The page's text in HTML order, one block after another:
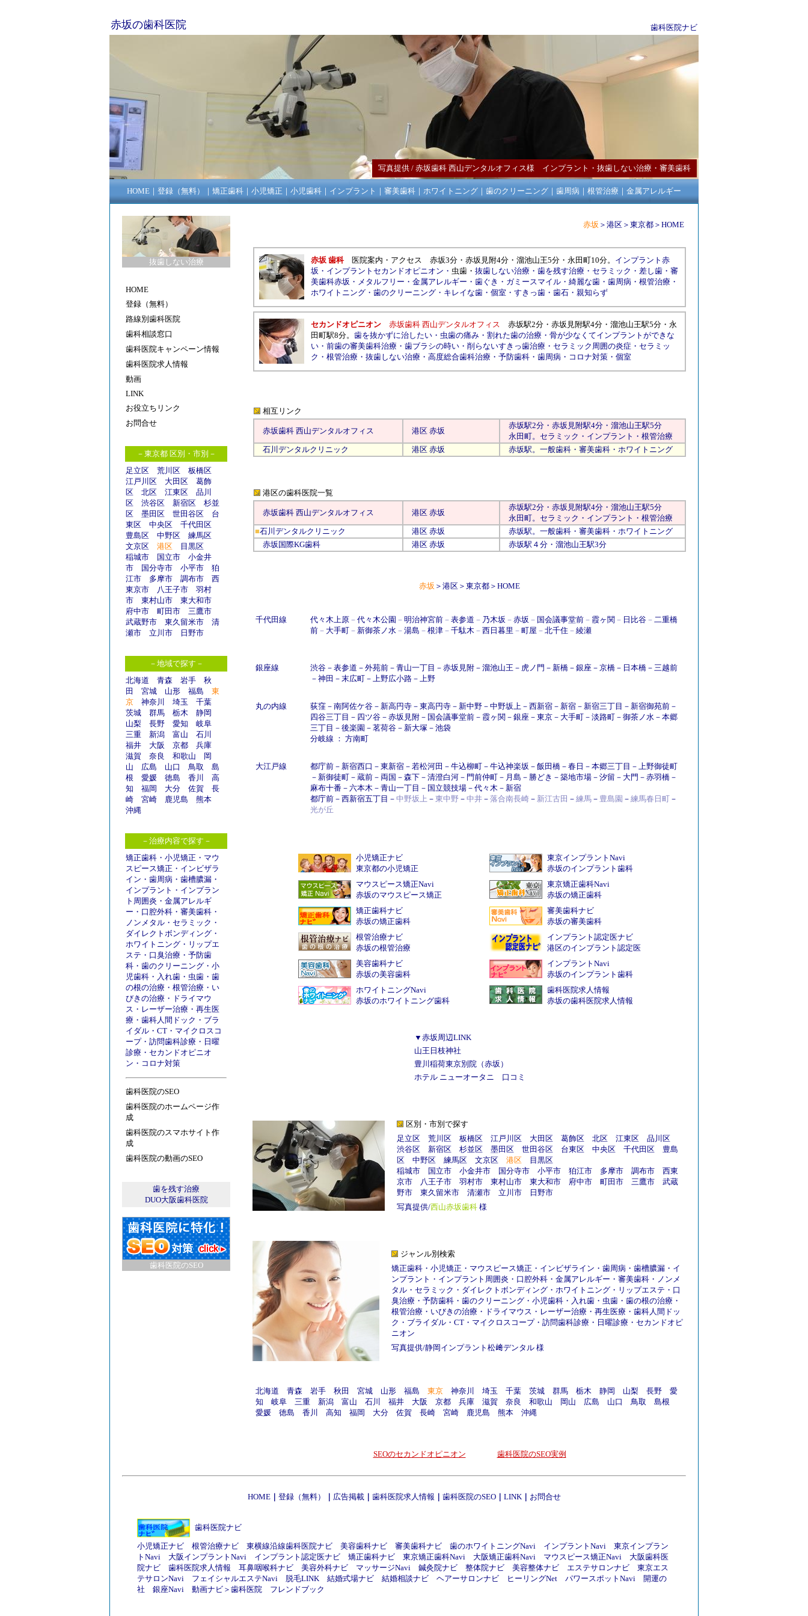
赤坂の歯科医院 歯科医院ナビ
写真提供 / 赤坂歯科 西山デンタルオフィス様 インプラント ・ 抜歯しない治療 ・ 審美歯科
HOME｜ 登録（無料） ｜ 矯正歯科｜ 小児矯正 ｜ 小児歯科｜ インプラント ｜ 審美歯科｜ ホワイトニング｜ 歯のクリーニング｜ 歯周病 ｜ 根管治療 ｜ 金属アレルギー
抜歯しない治療
HOME
登録（無料）
路線別歯科医院
歯科相談窓口
歯科医院キャンペーン情報
歯科医院求人情報
動画
LINK
お役立ちリンク
お問合せ
－東京都 区別・市別－
足立区
荒川区
板橋区
江戸川区
大田区
葛飾
区
北区 江東区
品川
区
渋谷区 新宿区
杉並
区
墨田区 世田谷区
台
東区
中央区
千代田区
豊島区
中野区
練馬区
文京区
港区
目黒区
稲城市
国立市 小金井
市
国分寺市 小平市
狛
江市
多摩市 調布市
西
東京市
八王子市
羽村
市
東村山市
東大和市
府中市
町田市
三鷹市
武蔵野市
東久留米市
清
瀬市
立川市 日野市
－地域で探す－
北海道
青森 岩手
秋
田
宮城 山形 福島
東
京
神奈川 埼玉
千葉
茨城
群馬 栃木
静岡
山梨
長野 愛知
岐阜
三重
新潟 富山
石川
福井
大阪 京都
兵庫
滋賀
奈良 和歌山
岡
山
広島 山口 鳥取
島
根
愛媛 徳島 香川
高
知
福岡 大分 佐賀
長
崎
宮崎 鹿児島
熊本
沖縄
－治療内容で探す－
矯正歯科 ・ 小児矯正 ・ マウ
スピース矯正 ・ インビザラ
イン ・ 歯周病 ・ 歯槽膿漏 ・
インプラント ・ インプラン
ト周囲炎 ・ 金属アレルギ
ー ・ 口腔外科 ・ 審美歯科 ・
ノンメタル ・ セラミック ・
ダイレクトボンディング ・
ホワイトニング ・ リップエ
ステ ・ 口臭治療 ・ 予防歯
科 ・ 歯のクリーニング ・ 小
児歯科 ・ 入れ歯 ・ 虫歯 ・ 歯
の根の治療 ・ 根管治療 ・ い
びきの治療 ・ ドライマウ
ス ・ レーザー治療 ・ 再生医
療 ・ 歯科人間ドック ・ ブラ
イダル ・ CT ・ マイクロスコ
ープ・ 訪問歯科診療 ・ 日曜
診療 ・ セカンドオピニオ
ン ・ コロナ対策
歯科医院のSEO
歯科医院のホームページ作
成
歯科医院のスマホサイト作
成
歯科医院の動画のSEO
歯を残す治療
DUO大阪歯科医院
歯科医院のSEO
赤坂 ＞ 港区 ＞ 東京都 ＞ HOME
赤坂 歯科 医院案内 ・ アクセス 赤坂3分・ 赤坂見附4分・ 溜池山王5分・ 永田町10分。 インプラント赤
坂 ・ インプラントセカンドオピニオン ・ 虫歯 ・ 抜歯しない治療 ・ 歯を残す治療 ・ セラミック ・ 差し歯 ・ 審
美歯科赤坂 ・ メタルフリー ・ 金属アレルギー ・ 歯ぐき ・ ガミースマイル ・ 綺麗な歯 ・ 歯周病 ・ 根管治療 ・
ホワイトニング ・ 歯のクリーニング ・ キレイな歯 ・ 個室 ・ すきっ歯 ・ 歯石 ・ 親知らず
セカンドオピニオン 赤坂歯科 西山デンタルオフィス 赤坂駅2分 ・ 赤坂見附駅4分 ・ 溜池山王駅5分 ・ 永
田町駅8分。 歯を抜かずに治したい ・ 虫歯の痛み ・ 割れた歯の治療 ・ 骨が少なくてインプラントができな
い ・ 前歯の審美歯科治療 ・ 歯ブラシの時い ・ 削らないすきっ歯治療 ・ セラミック周囲の炎症 ・ セラミッ
ク ・ 根管治療 ・ 抜歯しない治療 ・ 高度総合歯科治療 ・ 予防歯科 ・ 歯周病 ・ コロナ対策 ・ 個室
相互リンク
赤坂歯科 西山デンタルオフィス 港区 赤坂
赤坂駅2分・ 赤坂見附駅4分・ 溜池山王駅5分
永田町。 セラミック ・ インプラント ・ 根管治療
石川デンタルクリニック
港区 赤坂 赤坂駅。一般歯科・ 審美歯科 ・ ホワイトニング
港区の歯科医院一覧
赤坂歯科 西山デンタルオフィス 港区 赤坂
赤坂駅2分・ 赤坂見附駅4分・ 溜池山王駅5分
永田町。 セラミック ・ インプラント ・ 根管治療
■石川デンタルクリニック 港区 赤坂 赤坂駅。一般歯科・ 審美歯科 ・ ホワイトニング
赤坂国際KG歯科
港区 赤坂 赤坂駅 ４分・ 溜池山王駅3分
赤坂 ＞ 港区 ＞ 東京都 ＞ HOME
千代田線 代々木上原－ 代々木公園 － 明治神宮前－ 表参道 － 乃木坂 － 赤坂 － 国会議事堂前－ 霞ヶ関 － 日比谷－ 二重橋
前－ 大手町－ 新御茶ノ水－ 湯島 － 根津－ 千駄木 － 西日暮里 － 町屋 － 北千住 － 綾瀬
銀座線 渋谷－ 表参道 － 外苑前－ 青山一丁目 － 赤坂見附－ 溜池山王 － 虎ノ門 － 新橋－ 銀座－ 京橋－ 日本橋－ 三越前
－ 神田 － 末広町－ 上野広小路－ 上野
丸の内線 荻窪－ 南阿佐ケ谷－ 新高円寺－ 東高円寺－ 新中野－ 中野坂上－ 西新宿－ 新宿－ 新宿三丁目 － 新宿御苑前－
四谷三丁目 － 四ツ谷－ 赤坂見附－ 国会議事堂前－ 霞ヶ関 － 銀座－ 東京－ 大手町－ 淡路町－ 御茶ノ水－ 本郷
三丁目 － 後楽園 － 茗荷谷－ 新大塚－ 池袋
分岐線 ： 方南町
大江戸線 都庁前－ 新宿西口 － 東新宿－ 若松河田 － 牛込柳町－ 牛込神楽坂 － 飯田橋－ 春日 － 本郷三丁目 － 上野御徒町
－ 新御徒町－ 蔵前－ 両国 － 森下－ 清澄白河－ 門前仲町－ 月島 － 勝どき － 築地市場－ 汐留 － 大門 － 赤羽橋－
麻布十番 － 六本木 － 青山一丁目 － 国立競技場－ 代々木 － 新宿
都庁前－ 西新宿五丁目 － 中野坂上 － 東中野－ 中井－ 落合南長崎－ 新江古田 － 練馬－ 豊島園 － 練馬春日町－
光が丘
小児矯正ナビ
東京都の小児矯正
東京インプラントNavi
赤坂のインプラント歯科
マウスピース矯正Navi
赤坂のマウスピース矯正
東京矯正歯科Navi
赤坂の矯正歯科
矯正歯科ナビ
赤坂の矯正歯科
審美歯科ナビ
赤坂の審美歯科
根管治療ナビ
赤坂の根管治療
インプラント認定医ナビ
港区のインプラント認定医
美容歯科ナビ
赤坂の美容歯科
インプラントNavi
赤坂のインプラント歯科
ホワイトニングNavi
赤坂のホワイトニング歯科
歯科医院求人情報
赤坂の歯科医院求人情報
▼赤坂周辺LINK
山王日枝神社
豊川稲荷東京別院（赤坂）
ホテル ニューオータニ 口コミ
区別・市別で探す
足立区
荒川区 板橋区 江戸川区 大田区 葛飾区 北区 江東区
品川区
渋谷区
新宿区 杉並区 墨田区 世田谷区 台東区 中央区 千代田区
豊島
区
中野区 練馬区 文京区 港区
目黒区
稲城市
国立市 小金井市 国分寺市 小平市 狛江市 多摩市 調布市
西東
京市
八王子市 羽村市 東村山市 東大和市 府中市 町田市 三鷹市
武蔵
野市
東久留米市 清瀬市 立川市
日野市
写真提供/西山赤坂歯科 様
ジャンル別検索
矯正歯科 ・ 小児矯正 ・ マウスピース矯正 ・ インビザライン ・ 歯周病 ・ 歯槽膿漏 ・ イ
ンプラント ・ インプラント周囲炎 ・ 口腔外科 ・ 金属アレルギー ・ 審美歯科 ・ ノンメ
タル ・ セラミック ・ ダイレクトボンディング ・ ホワイトニング ・ リップエステ ・ 口
臭治療 ・ 予防歯科 ・ 歯のクリーニング ・ 小児歯科 ・ 入れ歯 ・ 虫歯 ・ 歯の根の治療 ・
根管治療 ・ いびきの治療 ・ ドライマウス ・ レーザー治療 ・ 再生医療 ・ 歯科人間ドッ
ク ・ ブライダル ・ CT ・ マイクロスコープ・ 訪問歯科診療 ・ 日曜診療 ・ セカンドオピ
ニオン
写真提供/静岡インプラント松﨑デンタル 様
北海道 青森 岩手 秋田 宮城 山形 福島 東京 神奈川 埼玉 千葉 茨城 群馬 栃木 静岡 山梨 長野
愛
知
岐阜 三重 新潟 富山 石川 福井 大阪 京都 兵庫 滋賀 奈良 和歌山 岡山 広島 山口 鳥取
島根
愛媛
徳島 香川 高知 福岡 大分 佐賀 長崎 宮崎 鹿児島 熊本 沖縄
SEOのセカンドオピニオン 歯科医院のSEO実例
HOME｜ 登録（無料） 広告掲載｜ 歯科医院求人情報 歯科医院のSEO｜ LINK｜ お問合せ
歯科医院ナビ
小児矯正ナビ 根管治療ナビ 東横線沿線歯科医院ナビ 美容歯科ナビ 審美歯科ナビ 歯のホワイトニングNavi インプラントNavi
東京インプラン
トNavi
大阪インプラントNavi インプラント認定医ナビ 矯正歯科ナビ 東京矯正歯科Navi 大阪矯正歯科Navi マウスピース矯正Navi
大阪歯科医
院ナビ
歯科医院求人情報 耳鼻咽喉科ナビ 美容外科ナビ マッサージNavi 鍼灸院ナビ 整体院ナビ 美容整体ナビ エステサロンナビ
東京エス
テサロンNavi
フェイシャルエステNavi 脱毛LINK 結婚式場ナビ 結婚相談ナビ ヘアーサロンナビ ヒーリングNet パワースポットNavi
開運の
社
銀座Navi 動画ナビ ＞ 歯科医院 フレンドブック